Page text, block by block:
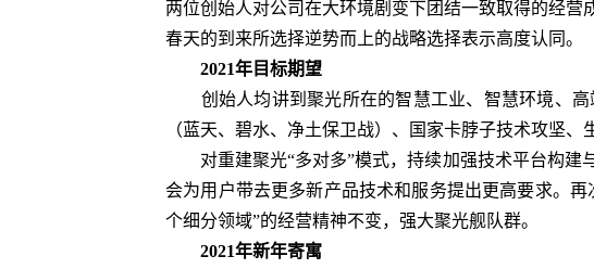
两位创始人对公司在大环境剧变下团结一致取得的经
春天的到来所选择逆势而上的战略选择表示高度认同。
2021年目标期望
创始人均讲到聚光所在的智慧工业、智慧环境、高
（蓝天、碧水、净土保卫战）、国家卡脖子技术攻坚
对重建聚光“多对多”模式，持续加强技术平台构建
会为用户带去更多新产品技术和服务提出更高要求。
个细分领域”的经营精神不变，强大聚光舰队群。
2021年新年寄寓